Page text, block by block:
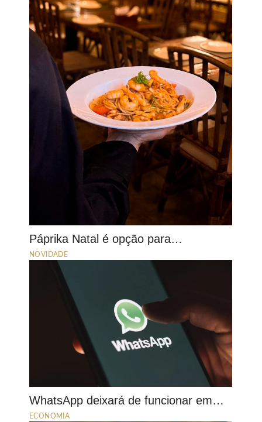
Páprika Natal é opção para…
NOVIDADE
WhatsApp deixará de funcionar em…
ECONOMIA